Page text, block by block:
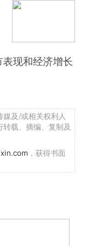
保险市场已经存
，相对于专利诉
；但经济学研究表
权人的特征联系
决机制，比如
本的法庭可以帮
件。这对于外观
近采纳了这种方
要标志；其次，
够更便利地执行
现和经济增长
及/或相关权利人
载、摘编、复制及
，获得书面